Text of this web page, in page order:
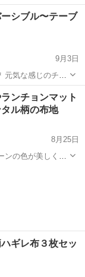
しっかりした二枚
ー
シブル〜テーブ
9月3日
元気な感じのチェ
表で使い分けで
ー
ンチョンマット
ル柄の布地
8月25日
ギレ布３枚セッ